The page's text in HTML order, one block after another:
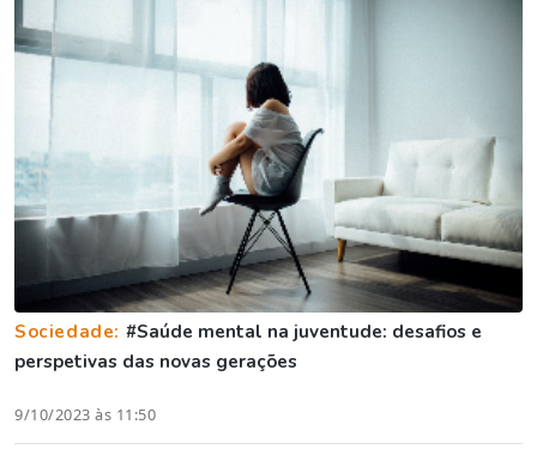
Sociedade: #Saúde mental na juventude: desafios e
perspetivas das novas gerações
9/10/2023 às 11:50